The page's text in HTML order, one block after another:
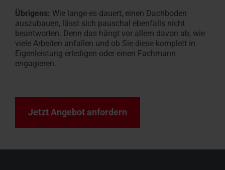
Übrigens: Wie lange es dauert, einen Dachboden
auszubauen, lässt sich pauschal ebenfalls nicht
beantworten. Denn das hängt vor allem davon ab, wie
viele Arbeiten anfallen und ob Sie diese komplett in
Eigenleistung erledigen oder einen Fachmann
engagieren.
Jetzt Angebot anfordern